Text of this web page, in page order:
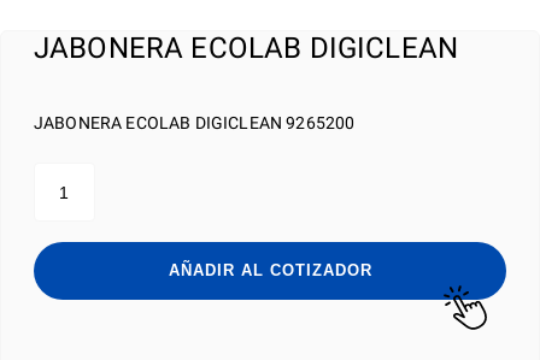
JABONERA ECOLAB DIGICLEAN
JABONERA ECOLAB DIGICLEAN 9265200
ECOLAB
cantidad
AÑADIR AL COTIZADOR